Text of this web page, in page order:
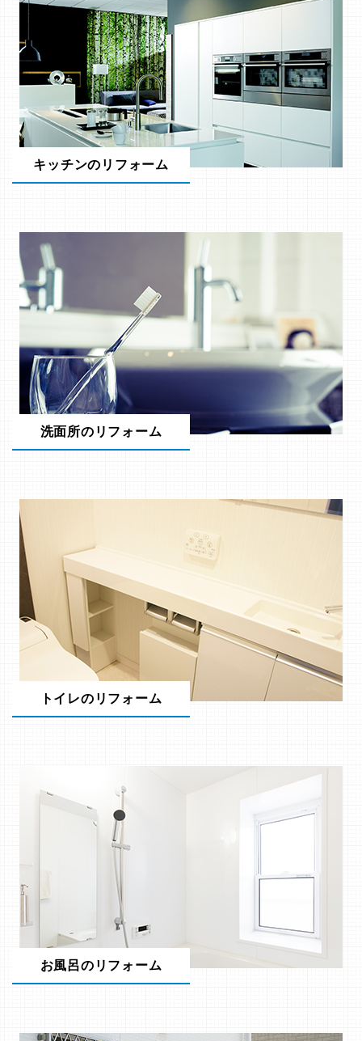
キッチンのリフォーム
洗面所のリフォーム
トイレのリフォーム
お風呂のリフォーム